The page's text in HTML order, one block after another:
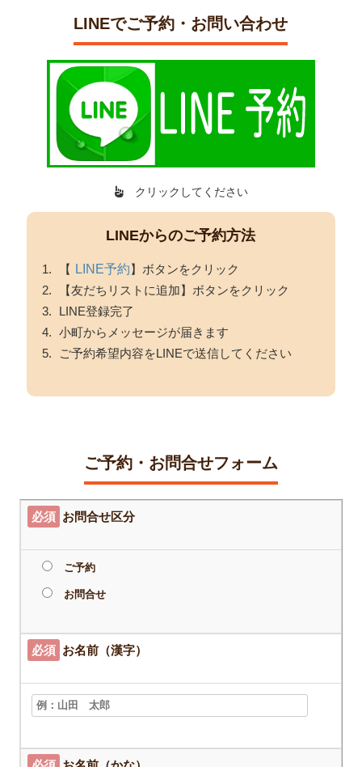
LINEでご予約・お問い合わせ
クリックしてください
LINEからのご予約方法
【 LINE予約】ボタンをクリック
【友だちリストに追加】ボタンをクリック
LINE登録完了
小町からメッセージが届きます
ご予約希望内容をLINEで送信してください
ご予約・お問合せフォーム
必須 お問合せ区分
ご予約
お問合せ
必須 お名前（漢字）